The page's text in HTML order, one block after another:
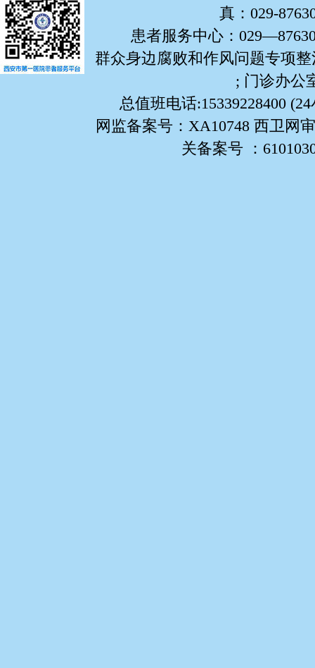
真：029-
患者服务中心：
群众身边腐败和作风问题专项
; 门诊办公
总值班电话:15339228400
网监备案号：XA10748 西卫网
关备案号 ：